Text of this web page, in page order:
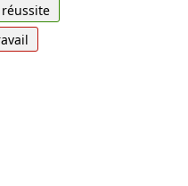
réussite